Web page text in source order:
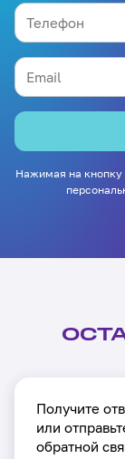
Нажимая на кнопку
Получите
или
обратной